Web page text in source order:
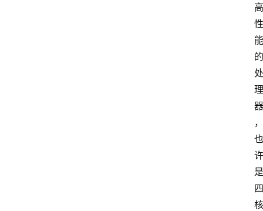
高
性
能
的
处
理
器
，
也
许
是
四
核